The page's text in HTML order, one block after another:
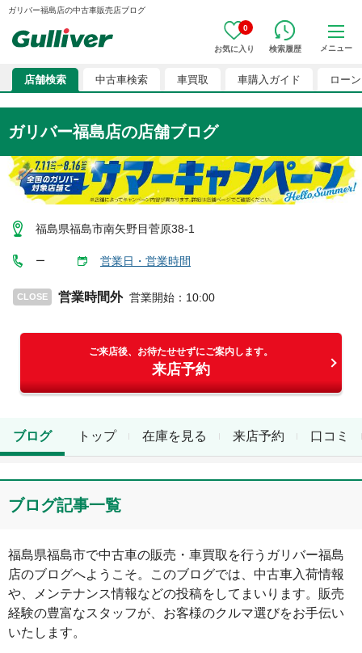
ガリバー福島店の中古車販売店ブログ
0
お気に入り 検索履歴 メニュー
店舗検索 中古車検索 車買取 車購入ガイド ローン
ガリバー福島店の店舗ブログ
福島県福島市南矢野目菅原38-1
ー 営業日・営業時間
CLOSE 営業時間外 営業開始 ： 10:00
ご来店後、お待たせせずにご案内します。
来店予約
トップ 在庫を見る 来店予約 口コミ
ブログ
ブログ記事一覧
福島県福島市で中古車の販売・車買取を行う ガリバー福島
店のブログへようこそ。このブログでは、中古車入荷情報
や、メンテナンス情報などの投稿をしてまいります。販売
経験の豊富なスタッフが、お客様のクルマ選びをお手伝い
いたします。